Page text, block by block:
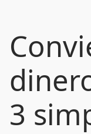
3